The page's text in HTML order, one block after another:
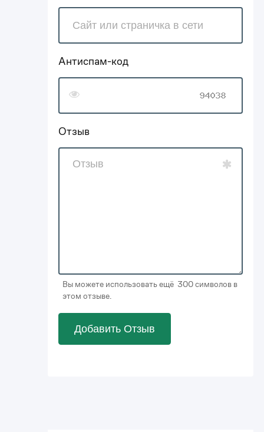
Антиспам-код
Отзыв
Вы можете использовать ещё 300 символов в
этом отзыве.
Добавить Отзыв